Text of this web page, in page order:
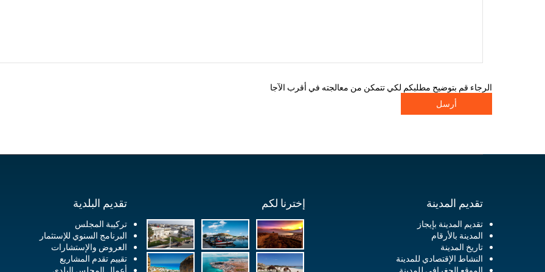
الرجاء قم بتوضيح مطلبكم لكي تتمكن من معالجته في أقرب الآجا
تقديم المدينة
تقديم المدينة بإيجاز
المدينة بالأرقام
تاريخ المدينة
النشاط الإقتصادي للمدينة
الموقع الجغرافي للمدينة
إخترنا لكم تقديم البلدية
تركيبة المجلس
البرنامج السنوي للإستثمار
العروض والإستشارات
تقييم تقدم المشاريع
أعمال المجلس البلدي